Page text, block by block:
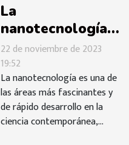
La
nanotecnología
en la producción
de instrumentos
musicales
22 de noviembre de 2023
19:52
La nanotecnología es una de
las áreas más fascinantes y
de rápido desarrollo en la
ciencia contemporánea,...